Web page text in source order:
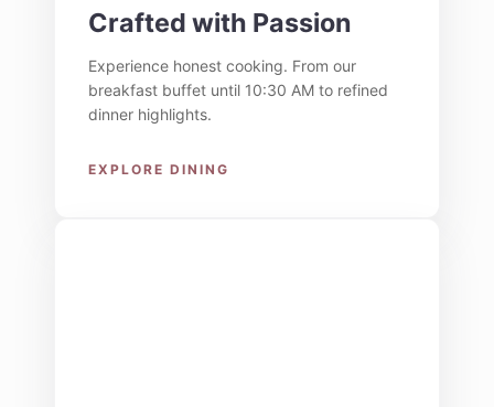
Crafted with Passion
Experience honest cooking. From our
breakfast buffet until 10:30 AM to refined
dinner highlights.
EXPLORE DINING